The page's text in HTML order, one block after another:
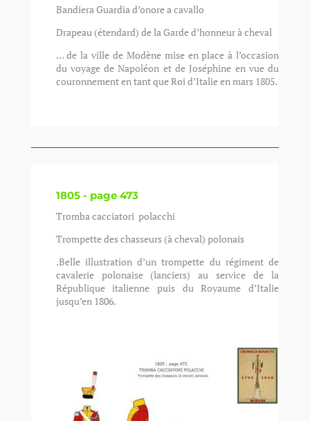
Bandiera Guardia d’onore a cavallo
Drapeau (étendard) de la Garde d’honneur à cheval
… de la ville de Modène mise en place à l’occasion
du voyage de Napoléon et de Joséphine en vue du
couronnement en tant que Roi d’Italie en mars 1805.
1805 - page 473
Tromba cacciatori polacchi
Trompette des chasseurs (à cheval) polonais
.Belle illustration d’un trompette du régiment de
cavalerie polonaise (lanciers) au service de la
République italienne puis du Royaume d’Italie
jusqu’en 1806.